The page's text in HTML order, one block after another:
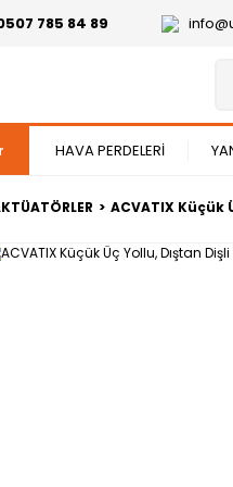
785 84 89
HAVA PERDELERİ
ACVATIX Küçük